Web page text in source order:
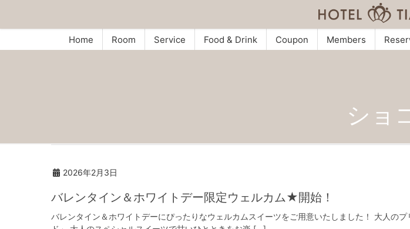
Home Room Service Food & Drink Coupon Members
ショ
2026年2月3日
バレンタイン＆ホワイトデー限定ウェルカム★開始！
バレンタイン＆ホワイトデーにぴったりなウェルカムスイーツをご用意いたしました！ 大人の